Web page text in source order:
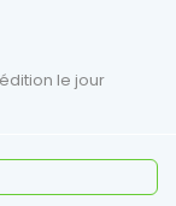
le jour